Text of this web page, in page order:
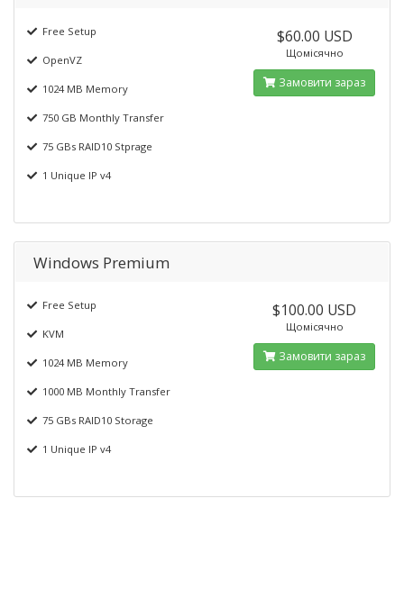
Free Setup
OpenVZ
1024 MB Memory
750 GB Monthly Transfer
75 GBs RAID10 Stprage
1 Unique IP v4
$60.00 USD
Щомісячно
Замовити зараз
Windows Premium
Free Setup
KVM
1024 MB Memory
1000 MB Monthly Transfer
75 GBs RAID10 Storage
1 Unique IP v4
$100.00 USD
Щомісячно
Замовити зараз